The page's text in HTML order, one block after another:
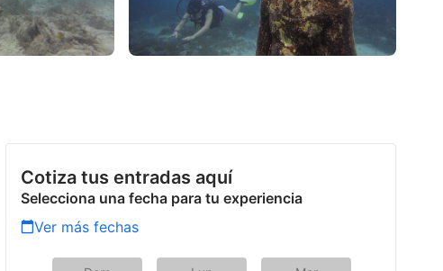
Cotiza tus entradas aquí
Selecciona una fecha para tu experiencia
Ver más fechas